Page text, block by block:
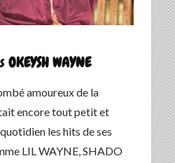
OKEYSH WAYNE
amoureux de la
encore tout petit et
les hits de ses
LIL WAYNE, SHADO